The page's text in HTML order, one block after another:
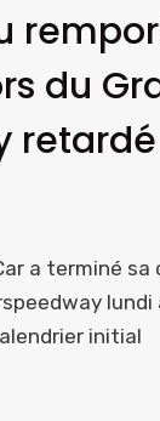
du
retardé
a terminé
initial